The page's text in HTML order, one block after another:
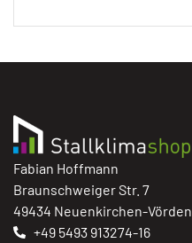
Fabian Hoffmann
Braunschweiger Str. 7
49434 Neuenkirchen-Vörden
+49 5493 913274-16